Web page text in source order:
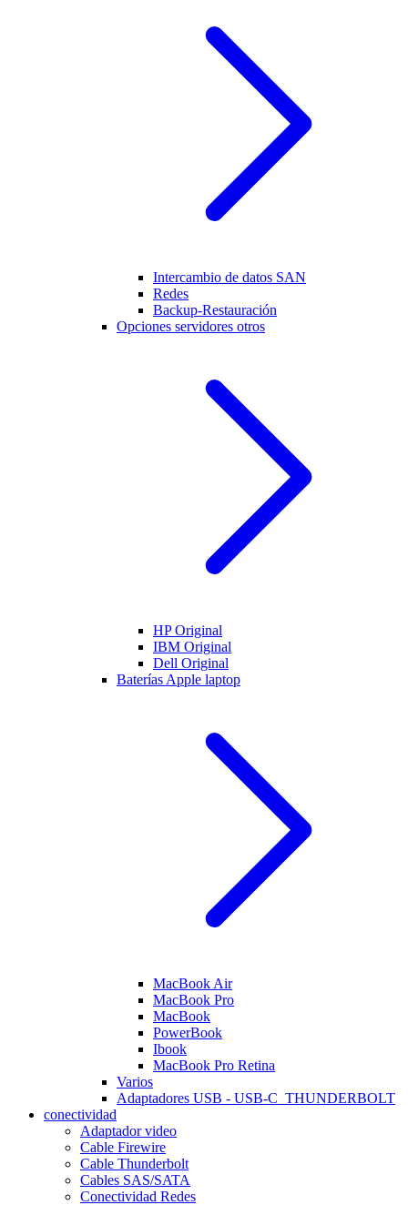
Intercambio de datos SAN
Redes
Backup-Restauración
Opciones servidores otros
HP Original
IBM Original
Dell Original
Baterías Apple laptop
MacBook Air
MacBook Pro
MacBook
PowerBook
Ibook
MacBook Pro Retina
Varios
Adaptadores USB - USB-C_THUNDERBOLT
conectividad
Adaptador video
Cable Firewire
Cable Thunderbolt
Cables SAS/SATA
Conectividad Redes